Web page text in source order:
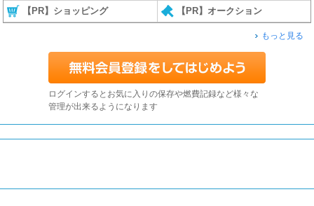
【PR】ショッピング 【PR】オークション
もっと見る
ログインするとお気に入りの保存や燃費記録など様々な
管理が出来るようになります